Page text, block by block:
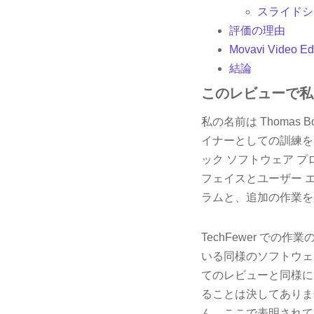
スライド
評価の理由
Movavi Video
結論
このレビューで
私の名前は Thomas
イナーとしての訓練
ック ソフトウェア プ
フェイスとユーザー
ラムと、追加の作業
TechFewer での作業
いる同様のソフトウ
てのレビューと同様
ることは決してあり